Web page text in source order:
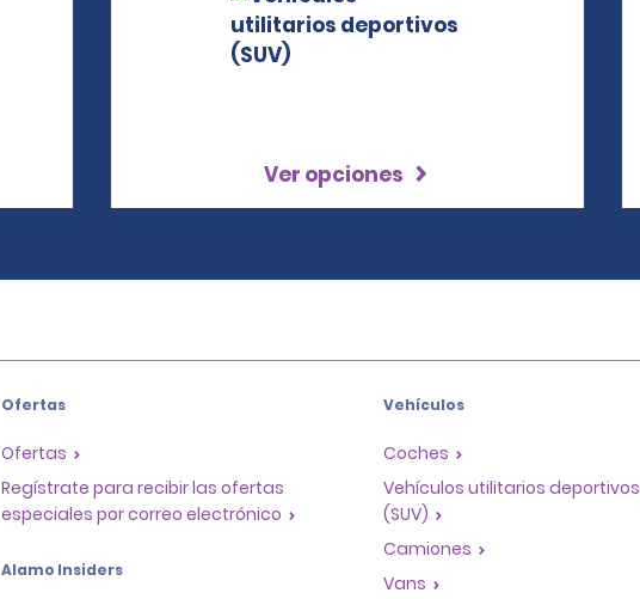
Ver opciones
Ofertas
Ofertas
Regístrate para recibir las ofertas
especiales por correo electrónico
Alamo Insiders
Vehículos
Coches
Vehículos utilitarios deportivos
(SUV)
Camiones
Vans